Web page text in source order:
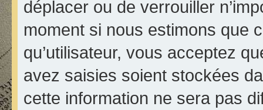
déplacer ou de verrouiller
moment si nous estimons que
qu’utilisateur, vous acceptez
avez saisies soient stockées
cette information ne sera pas